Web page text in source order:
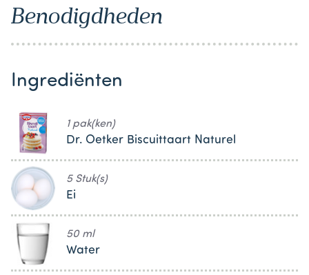
Benodigdheden
Ingrediënten
1 pak(ken)
Dr. Oetker Biscuittaart Naturel
5 Stuk(s)
Ei
50 ml
Water